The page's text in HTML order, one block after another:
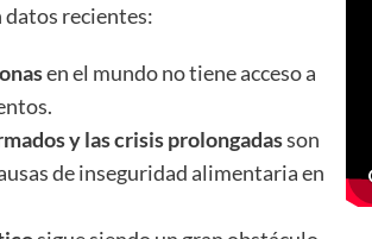
datos recientes:
en el mundo no tiene acceso a
y las crisis prolongadasson
de inseguridad alimentaria en